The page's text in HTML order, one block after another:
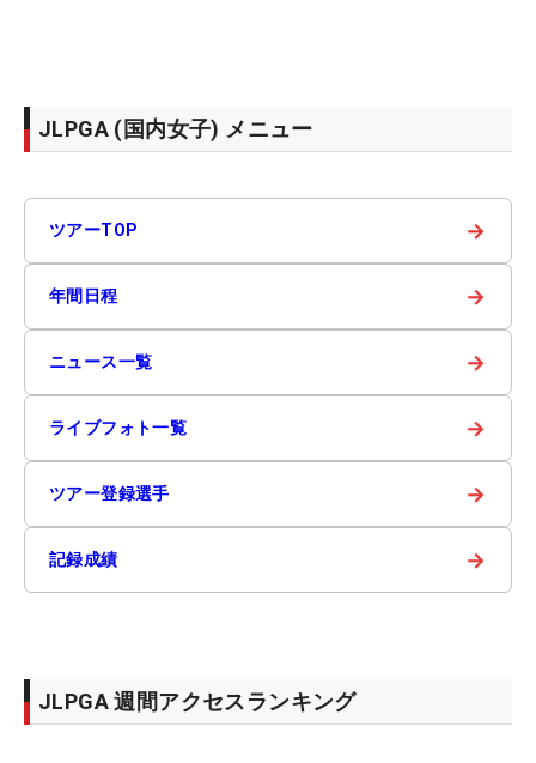
JLPGA (国内女子) メニュー
ツアーTOP →
年間日程 →
ニュース一覧 →
ライブフォト一覧 →
ツアー登録選手 →
記録成績 →
JLPGA 週間アクセスランキング